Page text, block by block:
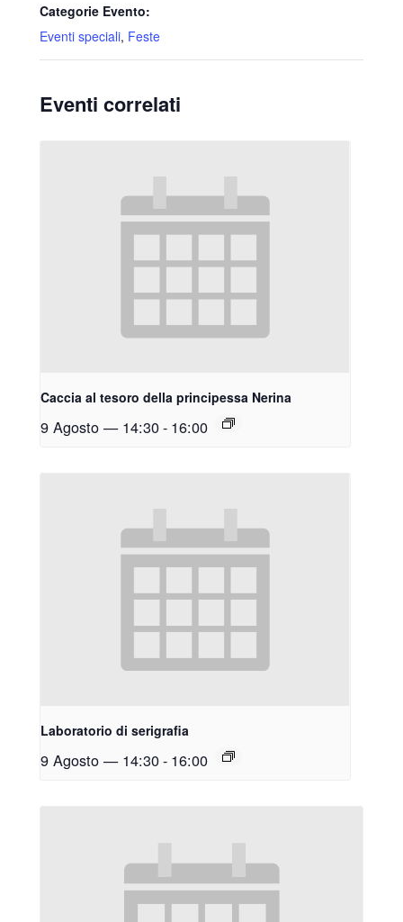
Categorie Evento:
Eventi speciali, Feste
Eventi correlati
Caccia al tesoro della principessa Nerina
9 Agosto — 14:30- 16:00
Laboratorio di serigrafia
9 Agosto — 14:30- 16:00